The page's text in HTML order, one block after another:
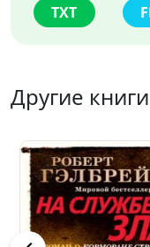
TXT
Другие
3